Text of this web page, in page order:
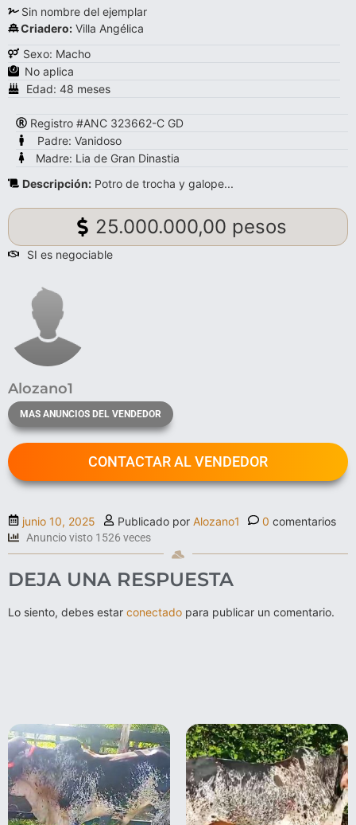
Sin nombre del ejemplar
Criadero: Villa Angélica
Sexo: Macho
No aplica
Edad: 48 meses
Registro #ANC 323662-C GD
Padre: Vanidoso
Madre: Lia de Gran Dinastia
Descripción: Potro de trocha y galope...
25.000.000,00 pesos
SI es negociable
Alozano1
MAS ANUNCIOS DEL VENDEDOR
CONTACTAR AL VENDEDOR
junio 10, 2025 Publicado por Alozano1 0 comentarios
Anuncio visto 1526 veces
DEJA UNA RESPUESTA
Lo siento, debes estar conectado para publicar un comentario.